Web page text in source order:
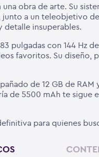
obra de arte. Su
a un teleobjetivo
insuperables.
pulgadas con 144 Hz
favoritos. Su
de 12 GB de
de 5500 mAh te sigue
para quienes